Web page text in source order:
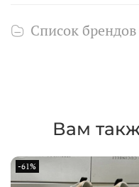
Список брендов
Вам
-61%